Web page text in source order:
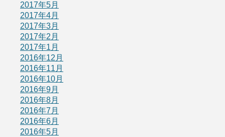
2017年5月
2017年4月
2017年3月
2017年2月
2017年1月
2016年12月
2016年11月
2016年10月
2016年9月
2016年8月
2016年7月
2016年6月
2016年5月